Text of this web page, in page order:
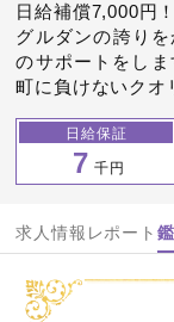
日給補償7,000円
グルダンの誇り
のサポートをし
町に負けないクオ
日給保証
7 千円
求人情報 レポート